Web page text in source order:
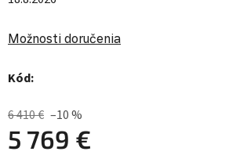
Možnosti doručenia
Kód:
6 410 € –10 %
5 769 €